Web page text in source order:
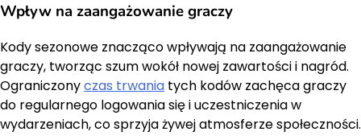
Wpływ na zaangażowanie graczy
Kody sezonowe znacząco wpływają na zaangażowanie
graczy, tworząc szum wokół nowej zawartości i nagród.
Ograniczonyczas trwania tych kodów zachęca graczy
do regularnego logowania się i uczestniczenia w
wydarzeniach, co sprzyja żywej atmosferze społeczności.